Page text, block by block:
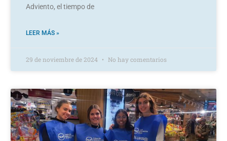
Adviento, el tiempo de
LEER MÁS »
29 de noviembre de 2024 No hay comentarios